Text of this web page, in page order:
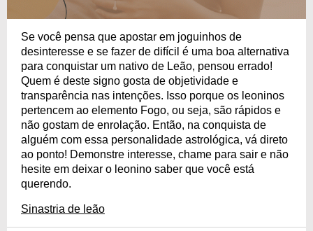
Se você pensa que apostar em joguinhos de
desinteresse e se fazer de difícil é uma boa alternativa
para conquistar um nativo de Leão, pensou errado!
Quem é deste signo gosta de objetividade e
transparência nas intenções. Isso porque os leoninos
pertencem ao elemento Fogo, ou seja, são rápidos e
não gostam de enrolação. Então, na conquista de
alguém com essa personalidade astrológica, vá direto
ao ponto! Demonstre interesse, chame para sair e não
hesite em deixar o leonino saber que você está
querendo.
Sinastria de leão